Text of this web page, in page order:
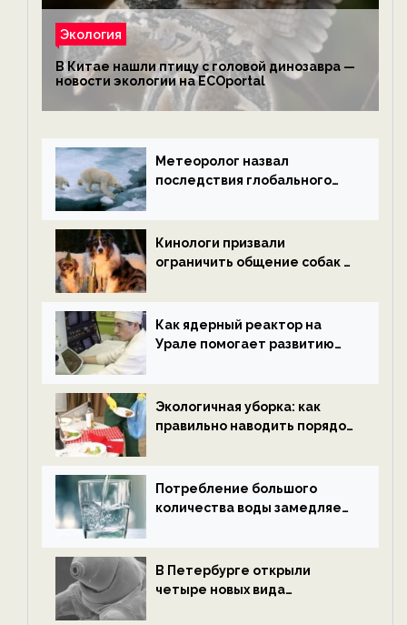
Экология
В Китае нашли птицу с головой динозавра —
новости экологии на ECOportal
Метеоролог назвал
последствия глобального
ECOportal
Кинологи призвали
ограничить общение собак с
ECOportal
Как ядерный реактор на
Урале помогает развитию
ECOportal
Экологичная уборка: как
правильно наводить порядок
Потребление большого
количества воды замедляет
В Петербурге открыли
четыре новых вида